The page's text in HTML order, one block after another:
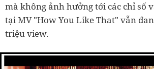
mà không ảnh hưởng tới các chỉ số
tại MV "How You Like That" vẫn
triệu view.